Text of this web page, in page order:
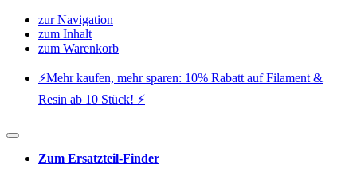
zur Navigation
zum Inhalt
zum Warenkorb
⚡️Mehr kaufen, mehr sparen: 10% Rabatt auf Filament &
Resin ab 10 Stück! ⚡️
Zum Ersatzteil-Finder